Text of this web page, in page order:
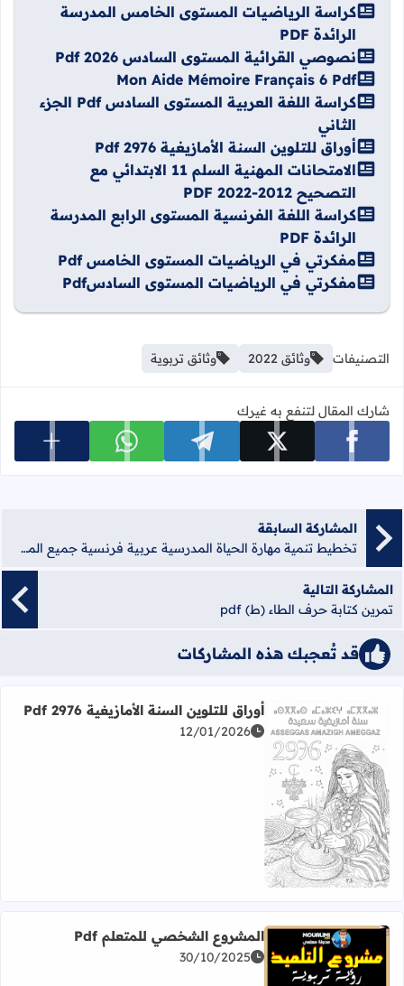
كراسة الرياضيات المستوى الخامس المدرسة
الرائدة PDF
نصوصي القرائية المستوى السادس 2026 Pdf
Mon Aide Mémoire Français 6 Pdf
كراسة اللغة العربية المستوى السادس Pdf الجزء
الثاني
أوراق للتلوين السنة الأمازيغية 2976 Pdf
الامتحانات المهنية السلم 11 الابتدائي مع
التصحيح 2012-2022 PDF
كراسة اللغة الفرنسية المستوى الرابع المدرسة
الرائدة PDF
مفكرتي في الرياضيات المستوى الخامس Pdf
مفكرتي في الرياضيات المستوى السادسPdf
التصنيفات وثائق 2022 وثائق تربوية
شارك المقال لتنفع به غيرك
شارك على facebook شارك على x شارك على telegram شارك على whatsapp عرض
المشاركة السابقة
تخطيط تنمية مهارة الحياة المدرسية عربية فرنسية جميع المستويات
المشاركة التالية
تمرين كتابة حرف الطاء (ط) pdf
قد تُعجبك هذه المشاركات
اقرأ المزيد عن أوراق للتلوين السنة الأمازيغية 2976 Pdf
أوراق للتلوين السنة الأمازيغية 2976 Pdf
12/01/2026
اقرأ المزيد عن المشروع الشخصي للمتعلم Pdf
المشروع الشخصي للمتعلم Pdf
30/10/2025